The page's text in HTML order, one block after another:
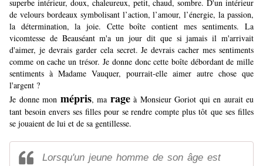
superbe intérieur, doux, chaleureux, petit, chaud, sombre. D'un intérieur
de velours bordeaux symbolisant l’action, l’amour, l’énergie, la passion,
la détermination, la joie. Cette boîte contient mes sentiments. La
vicomtesse de Beauséant m'a un jour dit que si jamais il m'arrivait
d'aimer, je devrais garder cela secret. Je devrais cacher mes sentiments
comme on cache un trésor. Je donne donc cette boîte débordant de mille
sentiments à Madame Vauquer, pourrait-elle aimer autre chose que
l'argent ?
Je donne mon mépris, ma rage à Monsieur Goriot qui en aurait eu
tant besoin envers ses filles pour se rendre compte plus tôt que ses filles
se jouaient de lui et de sa gentillesse.
Lorsqu'un jeune homme de son âge est